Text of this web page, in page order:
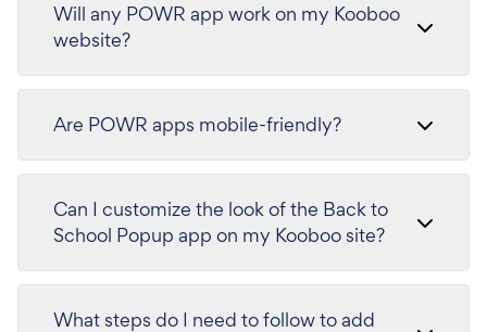
Will any POWR app work on my Kooboo
website?
Are POWR apps mobile-friendly?
Can I customize the look of the Back to
School Popup app on my Kooboo site?
What steps do I need to follow to add